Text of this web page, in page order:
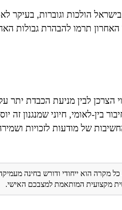
הולכות וגוברות, בעיקר
האחרון תרמו להבהרת גבולות
הצרכן לבין מניעת הכבדת יתר
לאומי, חיוני שמנגנון זה
של מודעות לזכויות
כל מקרה הוא ייחודי ודורש בחינה
מקצועית המותאמת למצבכם האישי.